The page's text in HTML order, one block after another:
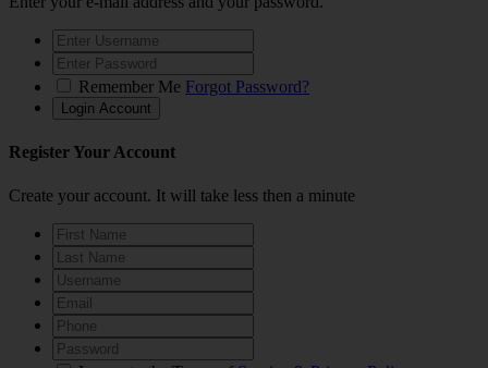
Remember Me Forgot Password?
Register Your Account
Create your account. It will take less then a minute